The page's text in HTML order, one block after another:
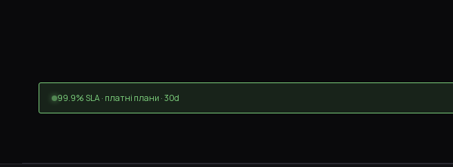
99.9% SLA · платні плани · 30d